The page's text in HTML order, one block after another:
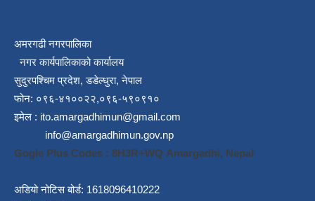
अमरगढी नगरपालिका
नगर कार्यपालिकाको कार्यालय
सुदुरपश्चिम प्रदेश, डडेल्धुरा, नेपाल
फोन: ०९६-४१००२२,०९६-५९०९१०
इमेल : ito.amargadhimun@gmail.com
info@amargadhimun.gov.np
Gogle Plus Codes : 8H3R+WQ Amargadhi, Nepal
अडियो नोटिस बोर्ड: 1618096410222